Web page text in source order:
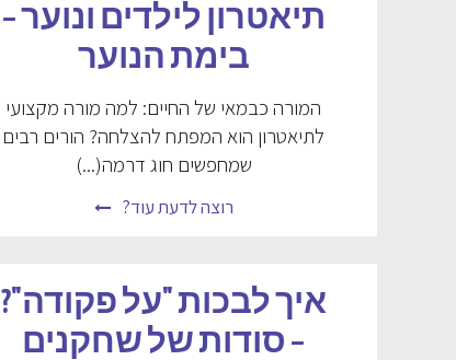
תיאטרון לילדים ונוער –
בימת הנוער
המורה כבמאי של החיים: למה מורה מקצועי
לתיאטרון הוא המפתח להצלחה? הורים רבים
שמחפשים חוג דרמה(...)
רוצה לדעת עוד?
איך לבכות "על פקודה"?
– סודות של שחקנים